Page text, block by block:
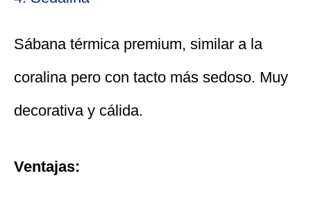
Sábana térmica premium, similar a la
coralina pero con tacto más sedoso. Muy
decorativa y cálida.
Ventajas: